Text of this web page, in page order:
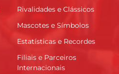
Rivalidades e Clássicos
Mascotes e Símbolos
Estatísticas e Recordes
Filiais e Parceiros
Internacionais